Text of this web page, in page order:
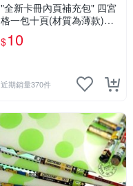
"全新卡冊內頁補充包" 四宮
格一包十頁(材質為薄款)
＄10元 (下單最少十包)
$10
近期銷量370件